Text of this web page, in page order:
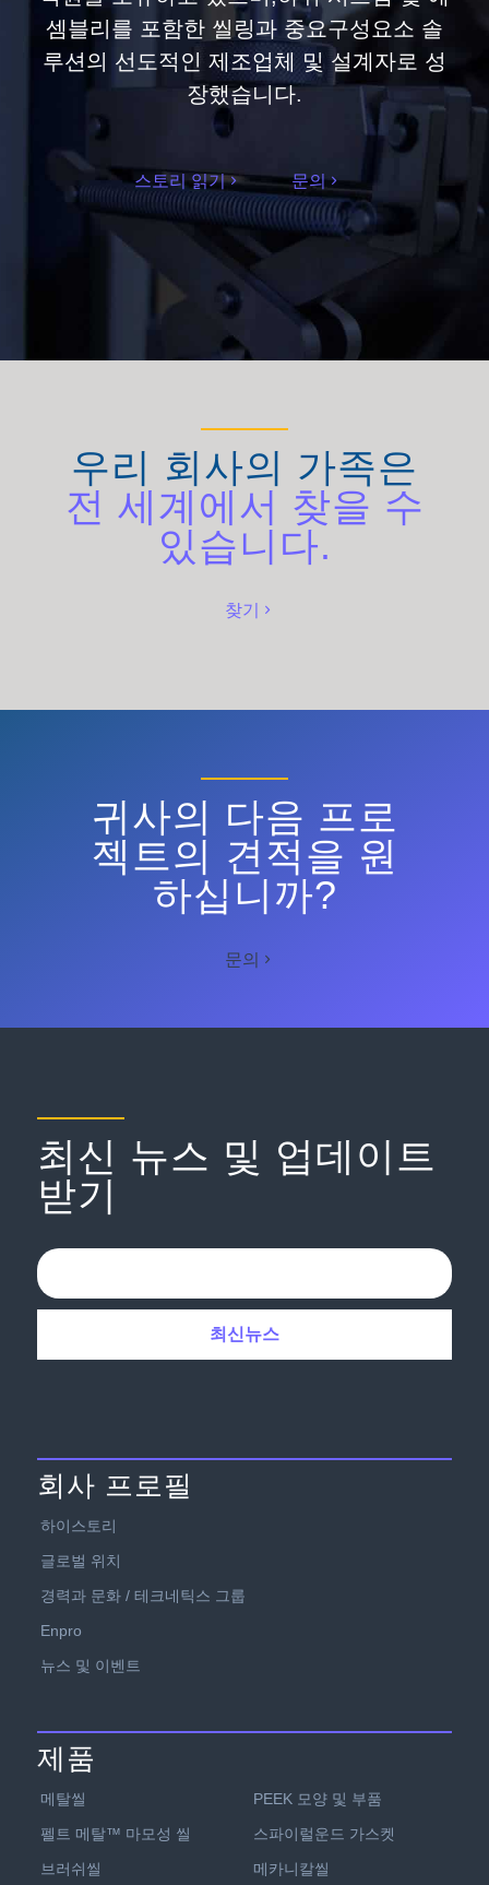
셈블리를 포함한 씰링과 중요구성요소 솔
루션의 선도적인 제조업체 및 설계자로 성
장했습니다.
스토리 읽기 문의
우리 회사의 가족은
전 세계에서 찾을 수
있습니다.
찾기
귀사의 다음 프로
젝트의 견적을 원
하십니까?
문의
최신 뉴스 및 업데이트
받기
회사 프로필
하이스토리
글로벌 위치
경력과 문화 / 테크네틱스 그룹
Enpro
뉴스 및 이벤트
제품
메탈씰
펠트 메탈™ 마모성 씰
브러쉬씰
PEEK 모양 및 부품
스파이럴운드 가스켓
메카니칼씰